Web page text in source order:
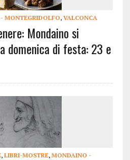
MONTEGRIDOLFO, VALCONCA
Mondaino si
domenica di festa: 23 e
, LIBRI-MOSTRE, MONDAINO -